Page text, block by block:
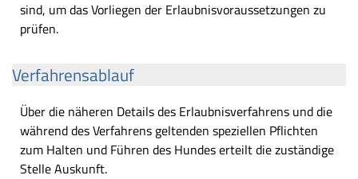
sind, um das Vorliegen der Erlaubnisvoraussetzungen zu
prüfen.
Verfahrensablauf
Über die näheren Details des Erlaubnisverfahrens und die
während des Verfahrens geltenden speziellen Pflichten
zum Halten und Führen des Hundes erteilt die zuständige
Stelle Auskunft.